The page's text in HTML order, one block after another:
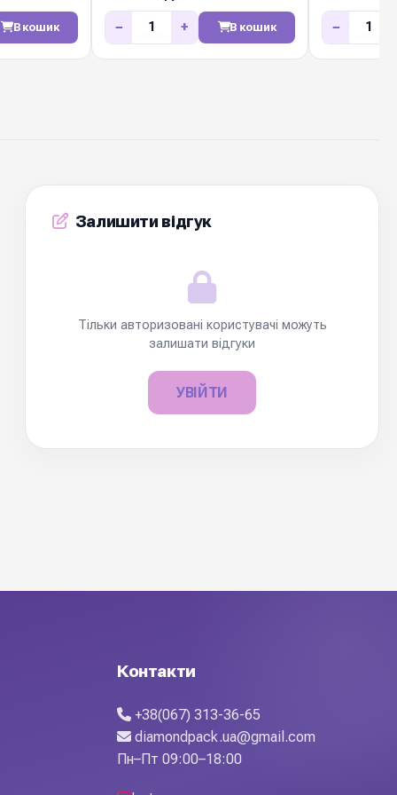
В кошик − + В кошик −
Залишити відгук
Тільки авторизовані користувачі можуть
залишати відгуки
УВІЙТИ
Контакти
+38(067) 313-36-65
diamondpack.ua@gmail.com
Пн–Пт 09:00–18:00